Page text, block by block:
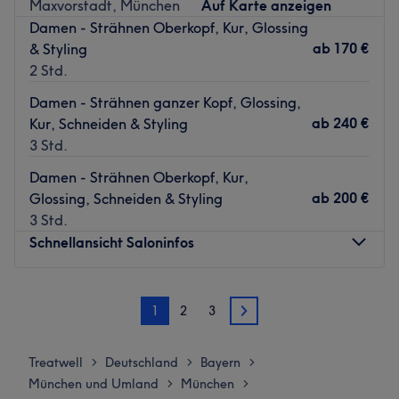
Die Bushaltestelle Bernsteinweg ist in wenigen
Gehminuten erreichbar.
Das Team:
Coloration, mit besonderer Expertise für Balayage, sowie
modernes Styling für deine neue Frisur.
Was uns an dem Salon gefällt:
Atmosphäre: Professionell, sauber, angenehm.
Expertise: Haarschnitte und Colorationen.
Produkte und Produktmarken: Hochwertige Produkte.
Extras: Zentral gelegen.
Maxvorstadt, München
Auf Karte anzeigen
Damen - Strähnen Oberkopf, Kur, Glossing
& Styling
2 Std.
ab 170 €
Damen - Strähnen ganzer Kopf, Glossing,
Kur, Schneiden & Styling
3 Std.
ab 240 €
Damen - Strähnen Oberkopf, Kur,
Glossing, Schneiden & Styling
3 Std.
ab 200 €
Schnellansicht Saloninfos
Donnerstag
Freitag
1 2 3 2
Treatwell > Deutschland > Bayern >
München und Umland > München >